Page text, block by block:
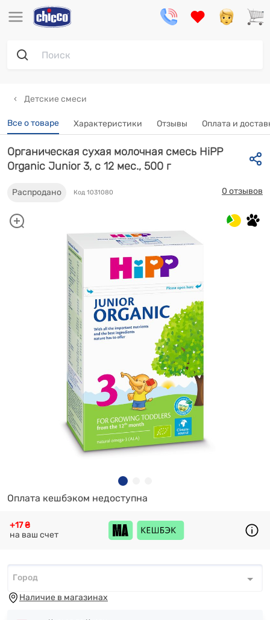
Детские смеси
Все о товаре Характеристики Отзывы Оплата и
Органическая сухая молочная смесь HiPP
Organic Junior 3, с 12 мес., 500 г
Распродано Код 1031080 0 отзывов
Оплата кешбэком недоступна
+17 ₴
на ваш счет
Город*
Город
Наличие в магазинах